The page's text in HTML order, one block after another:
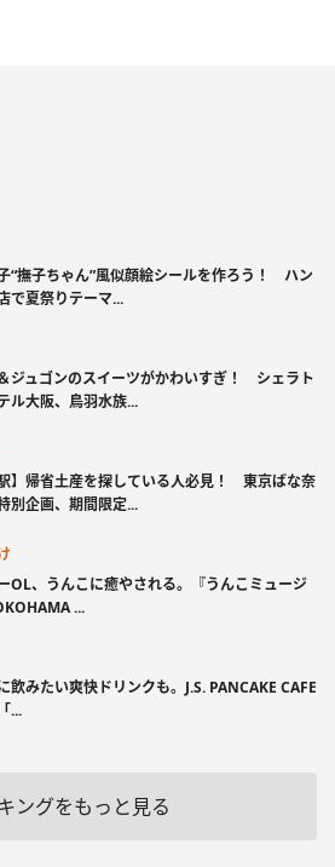
“撫子ちゃん”風似顔絵シールを作ろう！ ハン
で夏祭りテーマ...
ジュゴンのスイーツがかわいすぎ！ シェラト
ル大阪、鳥羽水族...
駅】帰省土産を探している人必見！ 東京ばな奈
別企画、期間限定...
OL、うんこに癒やされる。『うんこミュージ
...
飲みたい爽快ドリンクも。J.S. PANCAKE CAFE
...
ングをもっと見る